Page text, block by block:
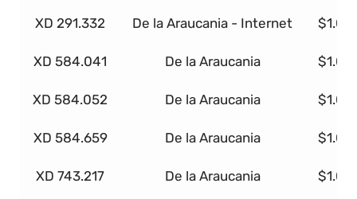
XD 291.332 De la Araucania - Internet
XD 584.041 De la Araucania
XD 584.052 De la Araucania
XD 584.659 De la Araucania
XD 743.217 De la Araucania